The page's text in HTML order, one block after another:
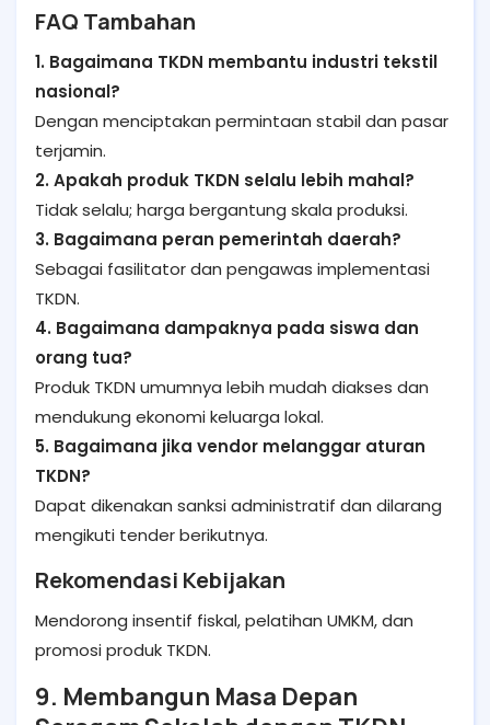
FAQ Tambahan
1. Bagaimana TKDN membantu industri tekstil
nasional?
Dengan menciptakan permintaan stabil dan pasar
terjamin.
2. Apakah produk TKDN selalu lebih mahal?
Tidak selalu; harga bergantung skala produksi.
3. Bagaimana peran pemerintah daerah?
Sebagai fasilitator dan pengawas implementasi
TKDN.
4. Bagaimana dampaknya pada siswa dan
orang tua?
Produk TKDN umumnya lebih mudah diakses dan
mendukung ekonomi keluarga lokal.
5. Bagaimana jika vendor melanggar aturan
TKDN?
Dapat dikenakan sanksi administratif dan dilarang
mengikuti tender berikutnya.
Rekomendasi Kebijakan
Mendorong insentif fiskal, pelatihan UMKM, dan
promosi produk TKDN.
9. Membangun Masa Depan